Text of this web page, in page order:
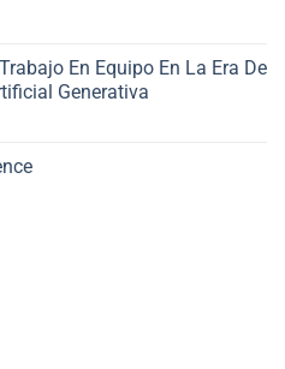
En Equipo En La Era De
Generativa